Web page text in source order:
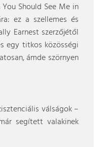
Should See Me in
ez a szellemes és
Earnest szerzőjétől
egy titkos közösségi
ámde szörnyen
válságok –
segített valakinek